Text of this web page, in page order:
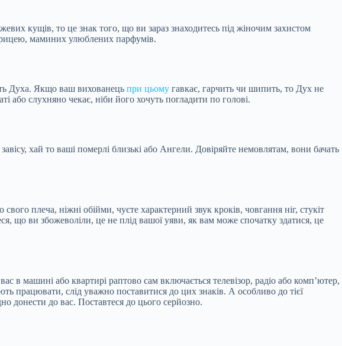
кущів, то це знак того, що ви зараз знаходитесь під жіночим захистом
маминих улюблених парфумів.
Духа. Якщо ваш вихованець при цьому гавкає, гарчить чи шипить, то Дух не
слухняно чекає, ніби його хочуть погладити по голові.
хай то ваші померлі близькі або Ангели. Довіряйте немовлятам, вони бачать
плеча, ніжні обійми, чуєте характерний звук кроків, човгання ніг, стукіт
що ви збожеволіли, це не плід вашої уяви, як вам може спочатку здатися, це
машині або квартирі раптово сам включається телевізор, радіо або комп’ютер,
працювати, слід уважно поставитися до цих знаків. А особливо до тієї
донести до вас. Поставтеся до цього серйозно.